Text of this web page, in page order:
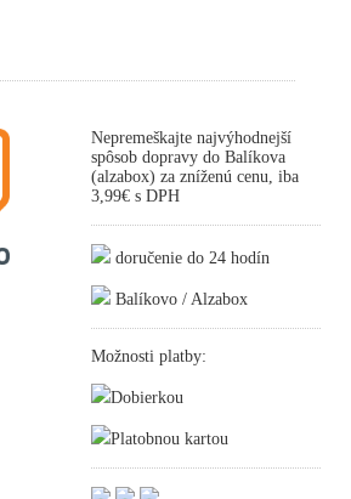
Nepremeškajte najvýhodnejší
spôsob dopravy do Balíkova
(alzabox) za zníženú cenu, iba
3,99€ s DPH
doručenie do 24 hodín
Balíkovo / Alzabox
Možnosti platby:
Dobierkou
Platobnou kartou